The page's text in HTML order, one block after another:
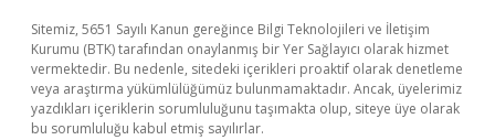
Sitemiz, 5651 Sayılı Kanun gereğince Bilgi Teknolojileri ve İletişim
Kurumu (BTK) tarafından onaylanmış bir Yer Sağlayıcı olarak hizmet
vermektedir. Bu nedenle, sitedeki içerikleri proaktif olarak denetleme
veya araştırma yükümlülüğümüz bulunmamaktadır. Ancak, üyelerimiz
yazdıkları içeriklerin sorumluluğunu taşımakta olup, siteye üye olarak
bu sorumluluğu kabul etmiş sayılırlar.